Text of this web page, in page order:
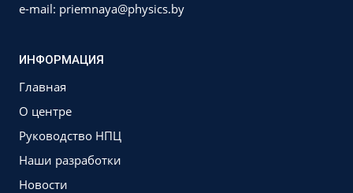
e-mail: priemnaya@physics.by
ИНФОРМАЦИЯ
Главная
О центре
Руководство НПЦ
Наши разработки
Новости